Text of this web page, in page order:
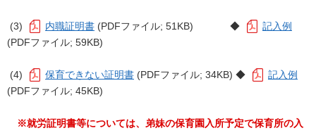
(3) 内職証明書 (PDFファイル; 51KB) ◆
記入例
(PDFファイル; 59KB)
(4) 保育できない証明書 (PDFファイル; 34KB) ◆
記入例
(PDFファイル; 45KB)
※就労証明書等については、弟妹の保育園入所予定で保育所の入